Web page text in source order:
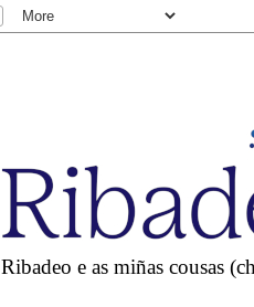
Ribadeo e as miñas cousas